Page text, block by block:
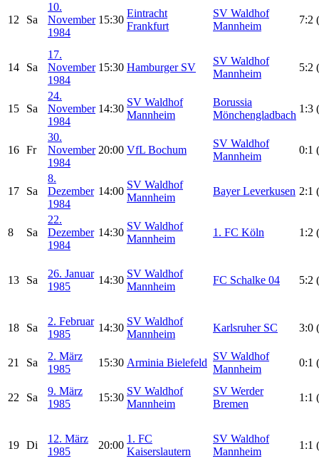
12 Sa
10.
November
1984
15:30
Eintracht
Frankfurt
SV Waldhof
Mannheim
7:2
14 Sa
17.
November
1984
15:30 Hamburger SV
SV Waldhof
Mannheim
5:2
15 Sa
24.
November
1984
14:30
SV Waldhof
Mannheim
Borussia
Mönchengladbach
1:3
16 Fr
30.
November
1984
20:00 VfL Bochum
SV Waldhof
Mannheim
0:1
17 Sa
8.
Dezember
1984
14:00
SV Waldhof
Mannheim
Bayer Leverkusen 2:1
8 Sa
22.
Dezember
1984
14:30
SV Waldhof
Mannheim
1. FC Köln 1:2
13 Sa
26. Januar
1985
14:30
SV Waldhof
Mannheim
FC Schalke 04 5:2
18 Sa
2. Februar
1985
14:30
SV Waldhof
Mannheim
Karlsruher SC 3:0
21 Sa
2. März
1985
15:30 Arminia Bielefeld
SV Waldhof
Mannheim
0:1
22 Sa
9. März
1985
15:30
SV Waldhof
Mannheim
SV Werder
Bremen
1:1
19 Di
12. März
1985
20:00
1. FC
Kaiserslautern
SV Waldhof
Mannheim
1:1